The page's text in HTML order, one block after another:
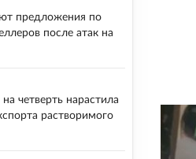
предложения по
после атак на
четверть нарастила
растворимого